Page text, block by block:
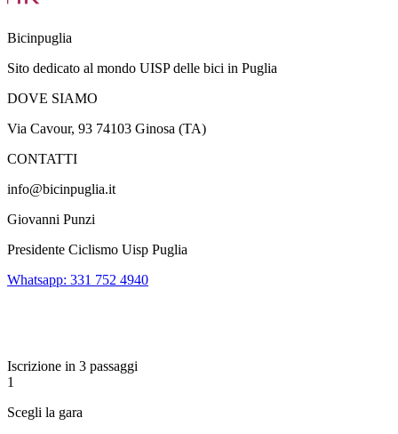
Bicinpuglia
Sito dedicato al mondo UISP delle bici in Puglia
DOVE SIAMO
Via Cavour, 93 74103 Ginosa (TA)
CONTATTI
info@bicinpuglia.it
Giovanni Punzi
Presidente Ciclismo Uisp Puglia
Whatsapp: 331 752 4940
Iscrizione in 3 passaggi
1
Scegli la gara